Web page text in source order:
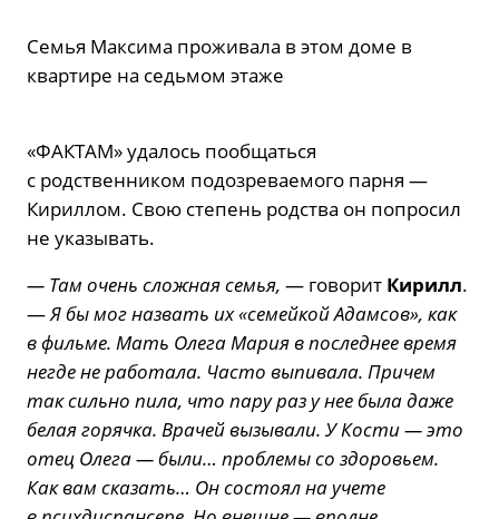
Семья Максима проживала в этом доме в
квартире на седьмом этаже
«ФАКТАМ» удалось пообщаться
с родственником подозреваемого парня —
Кириллом. Свою степень родства он попросил
не указывать.
— Там очень сложная семья, — говорит Кирилл.
—Я бы мог назвать их «семейкой Адамсов», как
в фильме. Мать Олега Мария в последнее время
негде не работала. Часто выпивала. Причем
так сильно пила, что пару раз у нее была даже
белая горячка. Врачей вызывали. У Кости — это
отец Олега — были… проблемы со здоровьем.
Как вам сказать… Он состоял на учете